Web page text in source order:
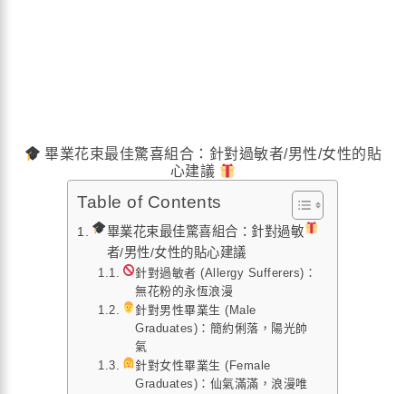
畢業花束最佳驚喜組合：針對過敏者/男性/女性的貼
心建議
Table of Contents
畢業花束最佳驚喜組合：針對過敏
者/男性/女性的貼心建議
針對過敏者 (Allergy Sufferers)：
無花粉的永恆浪漫
針對男性畢業生 (Male
Graduates)：簡約俐落，陽光帥
氣
針對女性畢業生 (Female
Graduates)：仙氣滿滿，浪漫唯